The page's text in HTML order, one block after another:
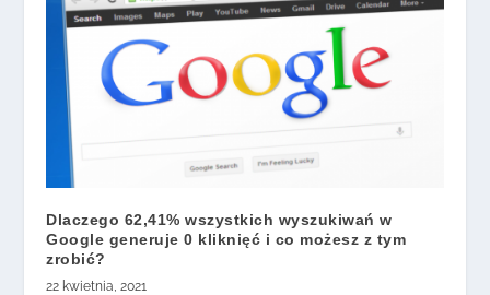
Dlaczego 62,41% wszystkich wyszukiwań w
Google generuje 0 kliknięć i co możesz z tym
zrobić?
22 kwietnia, 2021